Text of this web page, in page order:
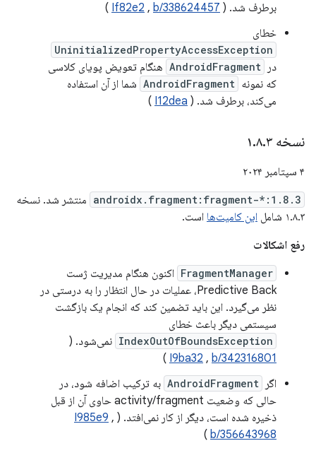
برطرف شد. (
If82e2 , b/338624457
)
خطای
UninitializedPropertyAccessException
در AndroidFragment هنگام تعویض پویای کلاسی
که نمونه AndroidFragment شما از آن استفاده
می‌کند، برطرف شد. ( I12dea
)
نسخه ۱ .۸.۳
۴ سپتامبر ۲۰۲۴
androidx.fragment:fragment-*:1.8.3 منتشر شد. نسخه
۱.۸.۳ شامل
این کامیت‌ها است.
رفع اشکالات
FragmentManager اکنون هنگام مدیریت ژست
Predictive Back، عملیات در حال انتظار را به درستی در
نظر می‌گیرد. این باید تضمین کند که انجام یک بازگشت
سیستمی دیگر باعث خطای
IndexOutOfBoundsException نمی‌شود. (
I9ba32 , b/342316801
)
اگر
AndroidFragment به ترکیب اضافه شود، در
حالی که وضعیت activity/fragment حاوی آن از قبل
ذخیره شده است، دیگر از کار نمی‌افتد. (
I985e9 ,
b/356643968
)